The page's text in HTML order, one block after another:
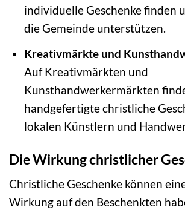
individuelle Geschenke finden
die Gemeinde unterstützen.
Kreativmärkte und
Auf Kreativmärkten und
Kunsthandwerkermärkten
handgefertigte christliche
lokalen Künstlern und
Die Wirkung christlicher
Christliche Geschenke können
Wirkung auf den Beschenkten